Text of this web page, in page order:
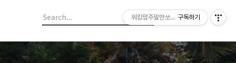
워킹맘주말만쏘다니께구독하기